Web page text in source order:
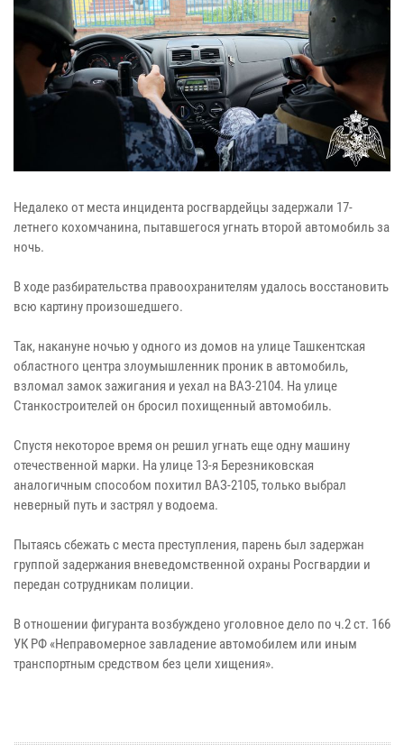
Недалеко от места инцидента росгвардейцы задержали 17-
летнего кохомчанина, пытавшегося угнать второй автомобиль за
ночь.
В ходе разбирательства правоохранителям удалось восстановить
всю картину произошедшего.
Так, накануне ночью у одного из домов на улице Ташкентская
областного центра злоумышленник проник в автомобиль,
взломал замок зажигания и уехал на ВАЗ-2104. На улице
Станкостроителей он бросил похищенный автомобиль.
Спустя некоторое время он решил угнать еще одну машину
отечественной марки. На улице 13-я Березниковская
аналогичным способом похитил ВАЗ-2105, только выбрал
неверный путь и застрял у водоема.
Пытаясь сбежать с места преступления, парень был задержан
группой задержания вневедомственной охраны Росгвардии и
передан сотрудникам полиции.
В отношении фигуранта возбуждено уголовное дело по ч.2 ст. 166
УК РФ «Неправомерное завладение автомобилем или иным
транспортным средством без цели хищения».